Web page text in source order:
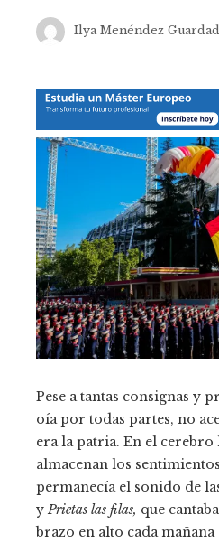
Ilya Menéndez
Pese a tantas consignas y
oía por todas partes, no
era la patria. En el
almacenan los
permanecía el sonido de
yPrietas las filas, que
brazo en alto cada mañana